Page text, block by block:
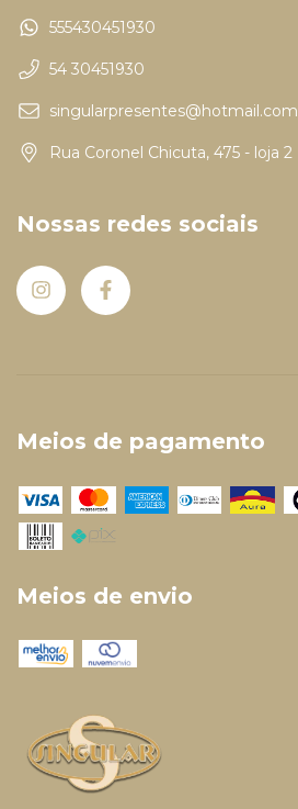
555430451930
54 30451930
singularpresentes@hotmail.com
Rua Coronel Chicuta, 475 - loja 2
Nossas redes sociais
Meios de pagamento
Meios de envio